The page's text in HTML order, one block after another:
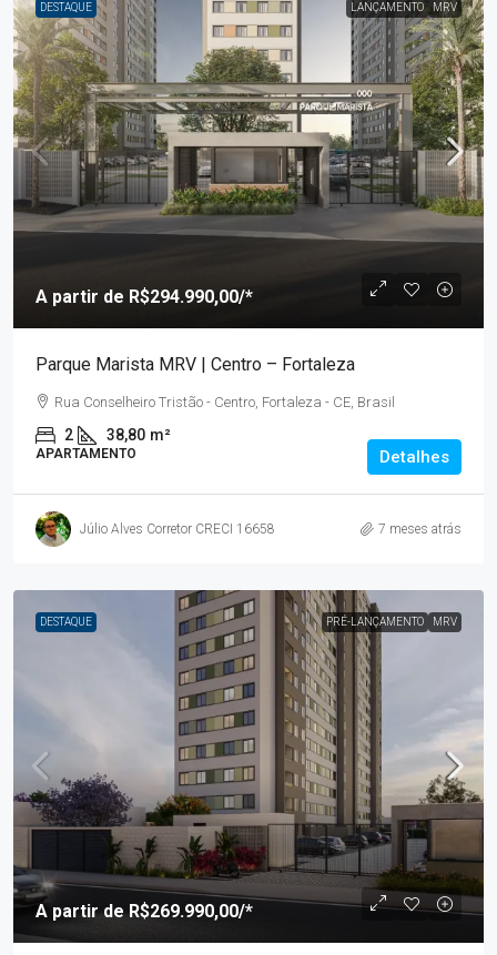
DESTAQUE LANÇAMENTO MRV
A partir de R$294.990,00/*
Parque Marista MRV | Centro – Fortaleza
Rua Conselheiro Tristão - Centro, Fortaleza - CE, Brasil
2 38,80 m²
APARTAMENTO Detalhes
Júlio Alves Corretor CRECI 16658 7 meses atrás
DESTAQUE PRÉ-LANÇAMENTO MRV
A partir de R$269.990,00/*